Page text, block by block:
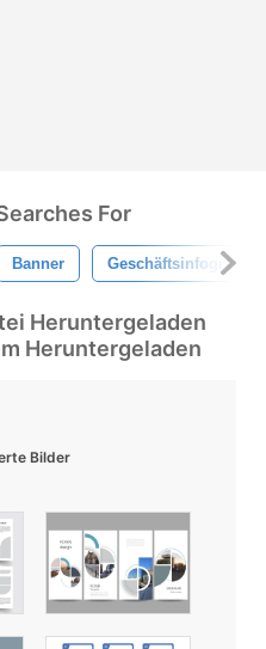
For
Banner
Heruntergeladen
Heruntergeladen
Bilder